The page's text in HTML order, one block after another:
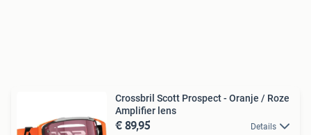
Crossbril Scott Prospect - Oranje / Roze
Amplifier lens
€ 89,95 Details